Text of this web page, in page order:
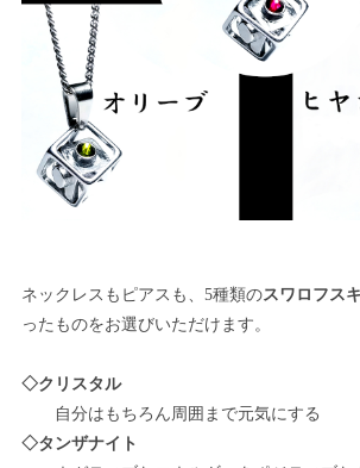
ネックレスもピアスも、5種類のスワロフス
ったものをお選びいただけます。
◇クリスタル
自分はもちろん周囲まで元気にする
◇タンザナイト